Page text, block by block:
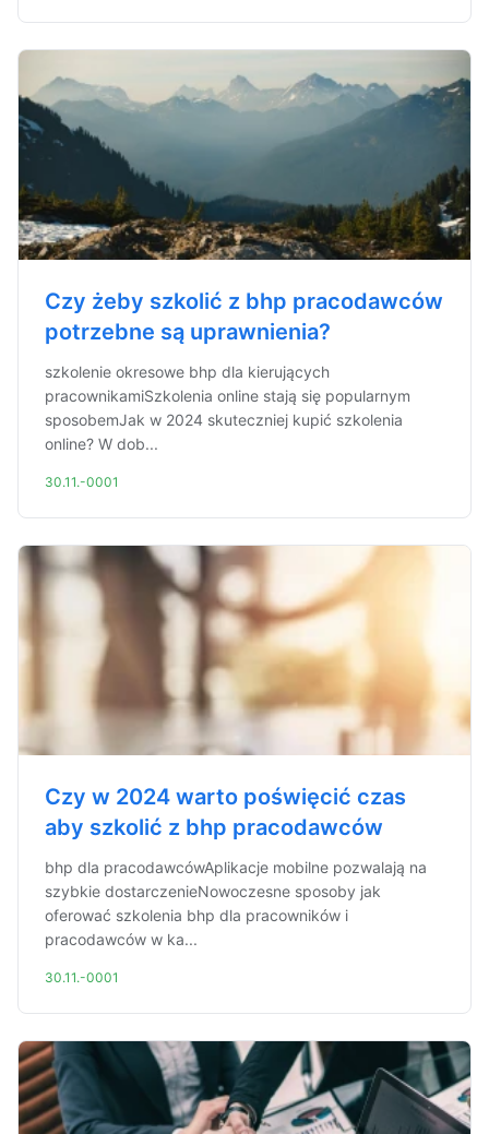
Czy żeby szkolić z bhp pracodawców
potrzebne są uprawnienia?
szkolenie okresowe bhp dla kierujących
pracownikamiSzkolenia online stają się popularnym
sposobemJak w 2024 skuteczniej kupić szkolenia
online? W dob...
30.11.-0001
Czy w 2024 warto poświęcić czas
aby szkolić z bhp pracodawców
bhp dla pracodawcówAplikacje mobilne pozwalają na
szybkie dostarczenieNowoczesne sposoby jak
oferować szkolenia bhp dla pracowników i
pracodawców w ka...
30.11.-0001